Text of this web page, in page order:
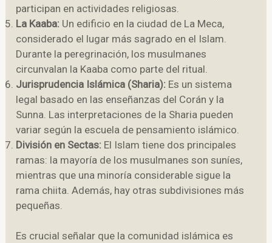
participan en actividades religiosas.
La Kaaba: Un edificio en la ciudad de La Meca,
considerado el lugar más sagrado en el Islam.
Durante la peregrinación, los musulmanes
circunvalan la Kaaba como parte del ritual.
Jurisprudencia Islámica (Sharia): Es un sistema
legal basado en las enseñanzas del Corán y la
Sunna. Las interpretaciones de la Sharia pueden
variar según la escuela de pensamiento islámico.
División en Sectas: El Islam tiene dos principales
ramas: la mayoría de los musulmanes son suníes,
mientras que una minoría considerable sigue la
rama chiita. Además, hay otras subdivisiones más
pequeñas.
Es crucial señalar que la comunidad islámica es